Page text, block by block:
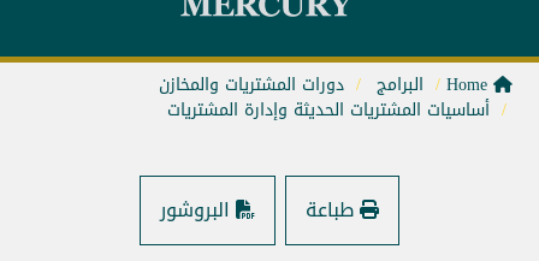
البرامج دورات المشتريات والمخازن
أساسيات المشتريات الحديثة وإدارة المشتريات
طباعة البروشور